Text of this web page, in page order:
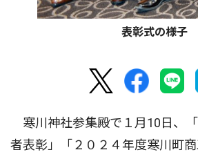
表彰式の様子
寒川神社参集殿で１月10日、
者表彰」「２０２４年度寒川町